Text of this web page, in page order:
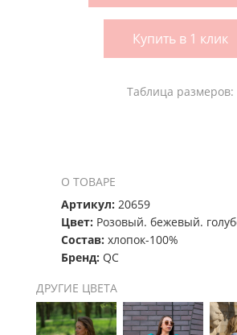
Купить в 1 клик
Таблица размеров:
О ТОВАРЕ
Артикул: 20659
Цвет: Розовый. бежевый.
Состав: хлопок-100%
Бренд: QC
ДРУГИЕ ЦВЕТА